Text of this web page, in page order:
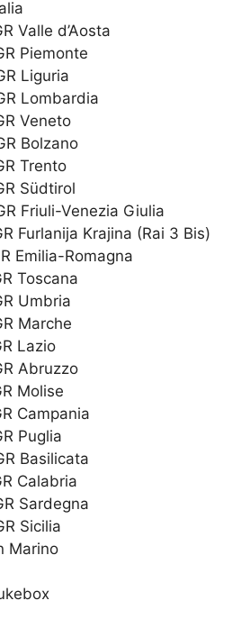
Valle d’Aosta
Piemonte
Liguria
Lombardia
Veneto
Bolzano
Trento
Südtirol
Friuli-Venezia Giulia
Furlanija Krajina (Rai 3 Bis)
Emilia-Romagna
Toscana
Umbria
Marche
Lazio
Abruzzo
Molise
Campania
Puglia
Basilicata
Calabria
Sardegna
Sicilia
Marino